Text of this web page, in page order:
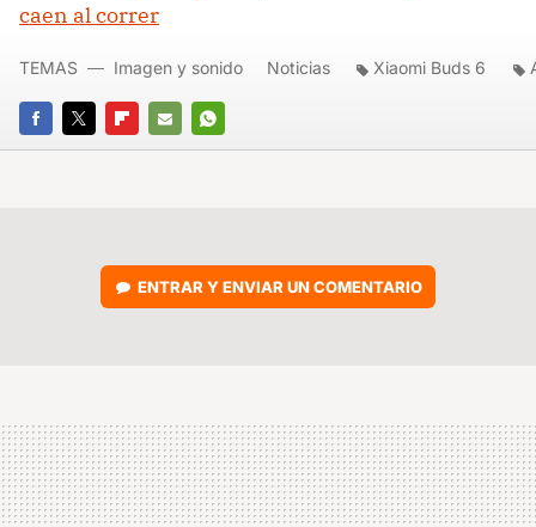
caen al correr
FACEBOOK
TWITTERFLIPBOARD
E-
WHATSAPP
TEMAS Imagen y sonido Noticias Xiaomi Buds 6
ENTRAR Y ENVIAR UN COMENTARIO